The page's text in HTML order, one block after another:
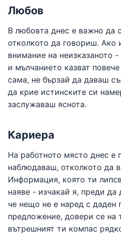
Любов
В любовта днес е важно да
отколкото да говориш. Ако
внимание на неизказаното
и мълчанието казват
сама, не бързай да даваш
да крие истинските си
заслужаваш яснота.
Кариера
На работното място днес е
наблюдаваш, отколкото да
Информация, която ти
наяве - изчакай я, преди
че нещо не е наред с даден
предложение, довери се на
вътрешният ти компас